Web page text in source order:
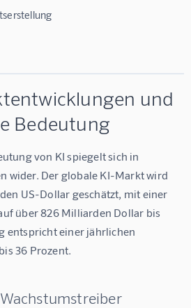
und
Bedeutung
von KI spiegelt sich in
wider. Der globale KI-Markt wird
US-Dollar geschätzt, mit einer
über 826 Milliarden Dollar bis
entspricht einer jährlichen
36 Prozent.